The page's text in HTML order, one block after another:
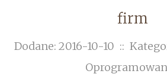
firm
Dodane: 2016-10-10 ::